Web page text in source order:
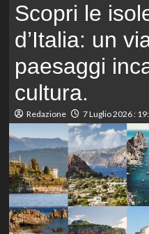
Scopri le
d’Italia: un
paesaggi
cultura.
Redazione 7 Luglio 2026 :